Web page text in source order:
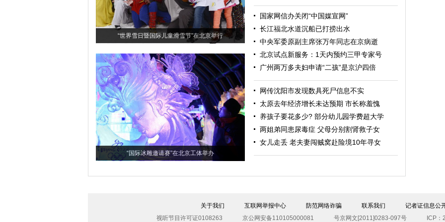
“世界雪日暨国际儿童滑雪节”在北京举行
“国际冰雕邀请赛”在北京工体举办
国家网信办关闭“中国媒宣网”
长江福北水道沉船已打捞出水
中央军委原副主席张万年同志在京病逝
北京试点新服务：1天内预约三甲专家号
广州两万多夫妇申请“二孩”是京沪四倍
网传沈阳市发现数具死尸信息不实
太原去年经济增长未达预期 市长称羞愧
养孩子要花多少? 部分幼儿园学费超大学
两姐弟同患尿毒症 父母分别割肾救子女
女儿走丢 老夫妻闯贼窝赴险境10年寻女
关于我们 互联网举报中心 防范网络诈骗 联系我们
记者证信息公
视听节目许可证0108263
京公网安备110105000081 号京网文[2011]0283-097号 ICP